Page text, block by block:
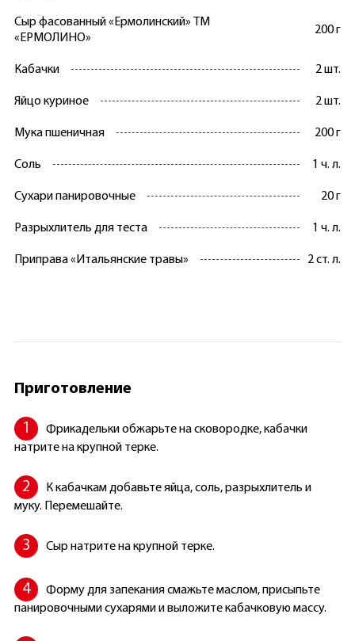
Сыр фасованный «Ермолинский» ТМ
«ЕРМОЛИНО»
200 г
Кабачки 2 шт.
Яйцо куриное 2 шт.
Мука пшеничная 200 г
Соль 1 ч. л.
Сухари панировочные 20 г
Разрыхлитель для теста 1 ч. л.
Приправа «Итальянские травы» 2 ст. л.
Приготовление
Фрикадельки обжарьте на сковородке, кабачки
натрите на крупной терке.
К кабачкам добавьте яйца, соль, разрыхлитель и
муку. Перемешайте.
Сыр натрите на крупной терке.
Форму для запекания смажьте маслом, присыпьте
панировочными сухарями и выложите кабачковую массу.